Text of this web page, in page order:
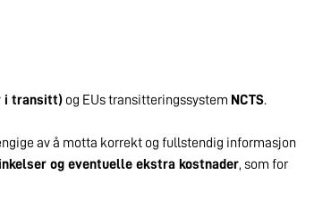
i transitt) og EUs transitteringssystem NCTS.
av å motta korrekt og fullstendig informasjon
og eventuelle ekstra kostnader, som for